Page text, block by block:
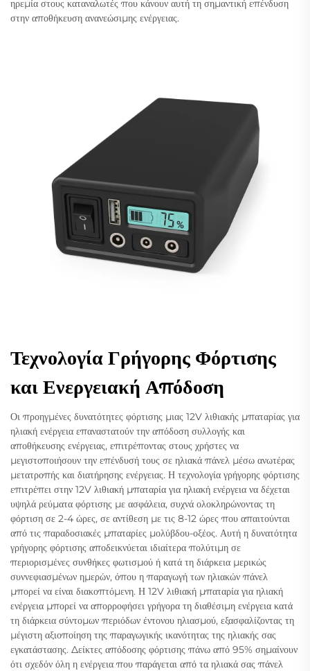
ηρεμία στους καταναλωτές που κάνουν αυτή τη σημαντική επένδυση
στην αποθήκευση ανανεώσιμης ενέργειας.
Τεχνολογία Γρήγορης Φόρτισης
και Ενεργειακή Απόδοση
Οι προηγμένες δυνατότητες φόρτισης μιας 12V λιθιακής μπαταρίας για
ηλιακή ενέργεια επαναστατούν την απόδοση συλλογής και
αποθήκευσης ενέργειας, επιτρέποντας στους χρήστες να
μεγιστοποιήσουν την επένδυσή τους σε ηλιακά πάνελ μέσω ανωτέρας
μετατροπής και διατήρησης ενέργειας. Η τεχνολογία γρήγορης φόρτισης
επιτρέπει στην 12V λιθιακή μπαταρία για ηλιακή ενέργεια να δέχεται
υψηλά ρεύματα φόρτισης με ασφάλεια, συχνά ολοκληρώνοντας τη
φόρτιση σε 2-4 ώρες, σε αντίθεση με τις 8-12 ώρες που απαιτούνται
από τις παραδοσιακές μπαταρίες μολύβδου-οξέος. Αυτή η δυνατότητα
γρήγορης φόρτισης αποδεικνύεται ιδιαίτερα πολύτιμη σε
περιορισμένες συνθήκες φωτισμού ή κατά τη διάρκεια μερικώς
συννεφιασμένων ημερών, όπου η παραγωγή των ηλιακών πάνελ
μπορεί να είναι διακοπτόμενη. Η 12V λιθιακή μπαταρία για ηλιακή
ενέργεια μπορεί να απορροφήσει γρήγορα τη διαθέσιμη ενέργεια κατά
τη διάρκεια σύντομων περιόδων έντονου ηλιασμού, εξασφαλίζοντας τη
μέγιστη αξιοποίηση της παραγωγικής ικανότητας της ηλιακής σας
εγκατάστασης. Δείκτες απόδοσης φόρτισης πάνω από 95% σημαίνουν
ότι σχεδόν όλη η ενέργεια που παράγεται από τα ηλιακά σας πάνελ